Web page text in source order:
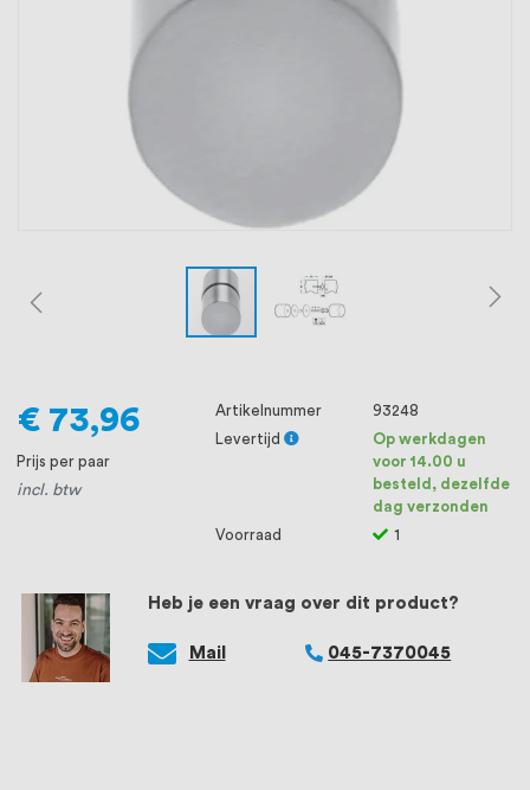
ons voorop, want we geloven dat een
goede relatie met onze klanten het
verschil maakt.
Heb je een vraag over dit product?
Mail 045-7370045
€ 73,96
Prijs per paar
incl. btw
Artikelnummer
93248
Levertijd
Op werkdagen
voor 14.00 u
besteld, dezelfde
dag verzonden
Voorraad
1